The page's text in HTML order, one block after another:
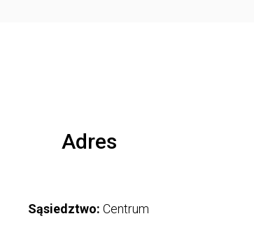
Adres
Sąsiedztwo: Centrum